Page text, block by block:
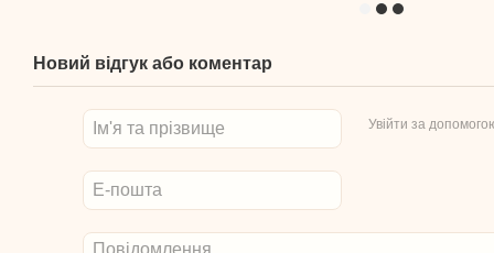
Новий відгук або коментар
Увійти за